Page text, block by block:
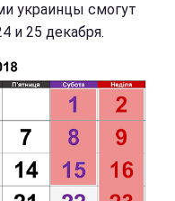
украинцы смогут
и 25 декабря.